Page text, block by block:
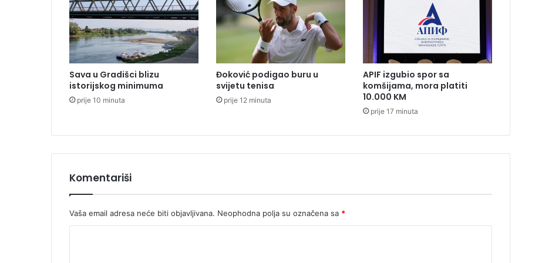
l
j
a
s
l
a
v
u
g
d
a
p
u
k
o
d
o
I
t
a
Sava u Gradišci blizu
istorijskog minimuma
prije 10 minuta
Đoković podigao buru u
svijetu tenisa
prije 12 minuta
APIF izgubio spor sa
komšijama, mora platiti
10.000 KM
prije 17 minuta
Komentariši
Vaša email adresa neće biti objavljivana. Neophodna polja su označena sa *